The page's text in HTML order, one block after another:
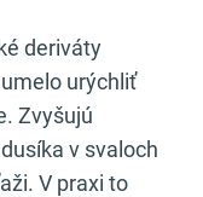
deriváty
urýchliť
Zvyšujú
v svaloch
V praxi to